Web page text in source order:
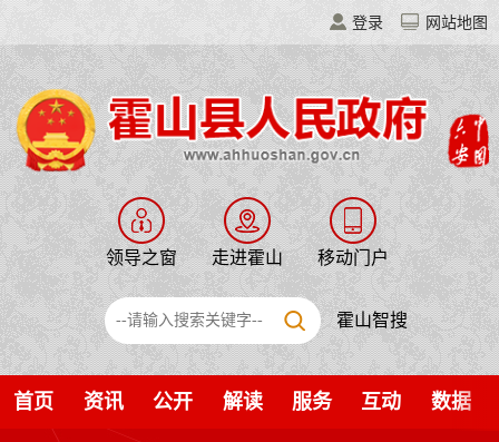
登录 网站地图
领导之窗 走进霍山 移动门户
霍山智搜
首页 资讯 公开 解读 服务 互动 数据